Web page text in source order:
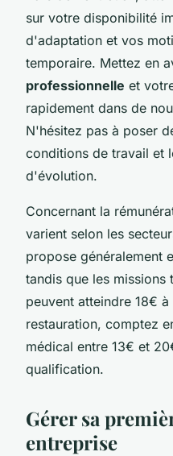
sur votre disponibilité
d'adaptation et vos
temporaire. Mettez en
professionnelle et
rapidement dans de
N'hésitez pas à poser
conditions de travail et
d'évolution.
Concernant la
varient selon les
propose généralement
tandis que les missions
peuvent atteindre 18€
restauration, comptez
médical entre 13€ et
qualification.
Gérer sa
entreprise